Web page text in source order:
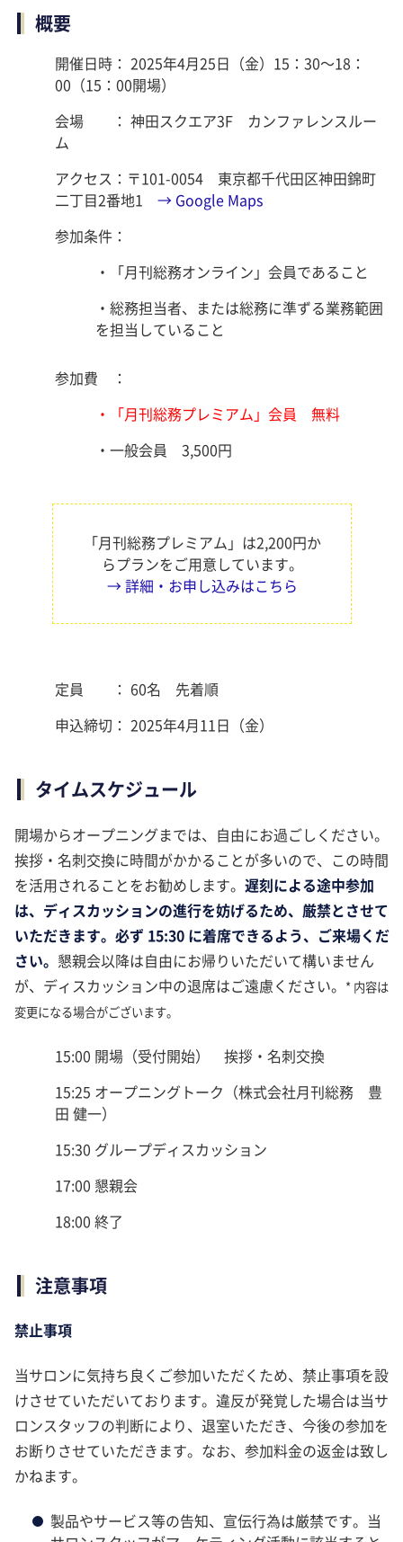
概要
開催日時： 2025年4月25日（金）15：30～18：
00（15：00開場）
会場 ： 神田スクエア3F カンファレンスルー
ム
アクセス：〒101-0054 東京都千代田区神田錦町
二丁目2番地1 → Google Maps
参加条件：
・「月刊総務オンライン」会員であること
・総務担当者、または総務に準ずる業務範囲
を担当していること
参加費 ：
・「月刊総務プレミアム」会員 無料
・一般会員 3,500円
「月刊総務プレミアム」は2,200円か
らプランをご用意しています。
→ 詳細・お申し込みはこちら
定員 ： 60名 先着順
申込締切： 2025年4月11日（金）
タイムスケジュール
開場からオープニングまでは、自由にお過ごしください。
挨拶・名刺交換に時間がかかることが多いので、この時間
を活用されることをお勧めします。 遅刻による途中参加
は、ディスカッションの進行を妨げるため、厳禁とさせて
いただきます。必ず 15:30 に着席できるよう、ご来場くだ
さい。 懇親会以降は自由にお帰りいただいて構いません
が、ディスカッション中の退席はご遠慮ください。 * 内容は
変更になる場合がございます。
15:00 開場（受付開始） 挨拶・名刺交換
15:25 オープニングトーク（株式会社月刊総務 豊
田 健一）
15:30 グループディスカッション
17:00 懇親会
18:00 終了
注意事項
禁止事項
当サロンに気持ち良くご参加いただくため、禁止事項を設
けさせていただいております。違反が発覚した場合は当サ
ロンスタッフの判断により、退室いただき、今後の参加を
お断りさせていただきます。なお、参加料金の返金は致し
かねます。
製品やサービス等の告知、宣伝行為は厳禁です。当